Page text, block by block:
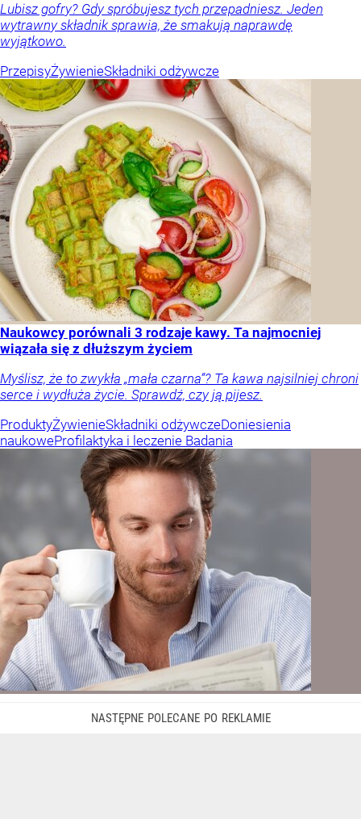
Lubisz gofry? Gdy spróbujesz tych przepadniesz. Jeden
wytrawny składnik sprawia, że smakują naprawdę
wyjątkowo.
PrzepisyŻywienieSkładniki odżywcze
Naukowcy porównali 3 rodzaje kawy. Ta najmocniej
wiązała się z dłuższym życiem
Myślisz, że to zwykła „mała czarna”? Ta kawa najsilniej chroni
serce i wydłuża życie. Sprawdź, czy ją pijesz.
ProduktyŻywienieSkładniki odżywczeDoniesienia
naukoweProfilaktyka i leczenie Badania